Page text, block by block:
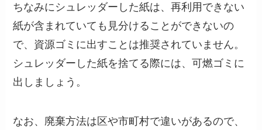
ちなみにシュレッダーした紙は、再利用できない
紙が含まれていても見分けることができないの
で、資源ゴミに出すことは推奨されていません。
シュレッダーした紙を捨てる際には、可燃ゴミに
出しましょう。
なお、廃棄方法は区や市町村で違いがあるので、